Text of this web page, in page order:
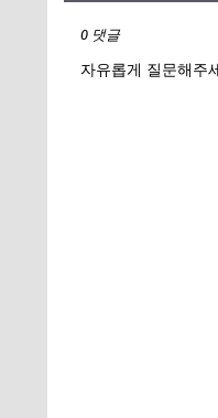
0 댓글
자유롭게 질문해주